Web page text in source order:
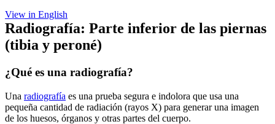
View in English
Radiografía: Parte inferior de las piernas
(tibia y peroné)
¿Qué es una radiografía?
Una radiografía es una prueba segura e indolora que usa una
pequeña cantidad de radiación (rayos X) para generar una imagen
de los huesos, órganos y otras partes del cuerpo.